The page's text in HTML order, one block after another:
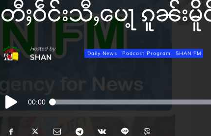
တီႈဝဵင်းသီႇပေႃ့ ၵူၼ်း
Hosted by
SHAN Daily News Podcast Program SHAN FM
Audio
Player
00:00